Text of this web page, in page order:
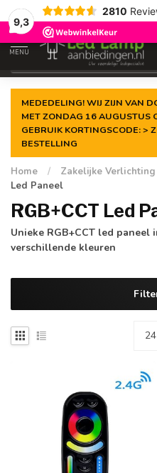
9,3
2810
Gegarandeerde delaagste
MENU
MEDEDELING! WIJ ZIJN VAN
MET ZONDAG 16 AUGUSTUS
GEBRUIK KORTINGSCODE: >
BESTELLING
Home / Zakelijke Verlichting
Led Paneel
RGB+CCT Led
Unieke RGB+CCT led
verschillende kleuren